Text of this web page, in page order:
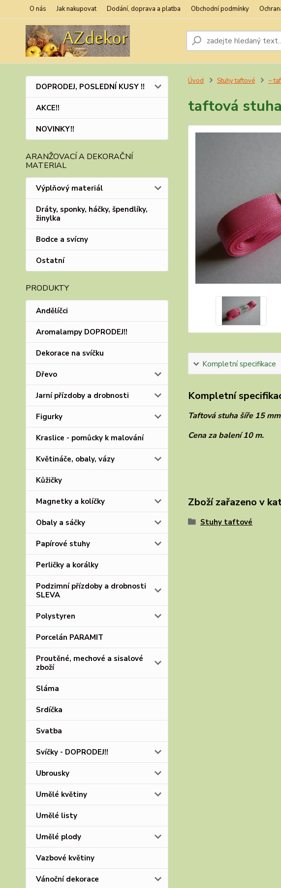
O nás Jak nakupovat Dodání, doprava a platba Obchodní podmínky
DOPRODEJ, POSLEDNÍ KUSY !!
AKCE!!
NOVINKY!!
ARANŽOVACÍ A DEKORAČNÍ
MATERIAL
Výplňový materiál
Dráty, sponky, háčky, špendlíky,
žinylka
Bodce a svícny
Ostatní
PRODUKTY
Andělíčci
Aromalampy DOPRODEJ!!
Dekorace na svíčku
Dřevo
Jarní přízdoby a drobnosti
Figurky
Kraslice - pomůcky k malování
Květináče, obaly, vázy
Kůžičky
Magnetky a kolíčky
Obaly a sáčky
Papírové stuhy
Perličky a korálky
Podzimní přízdoby a drobnosti
SLEVA
Polystyren
Porcelán PARAMIT
Proutěné, mechové a sisalové
zboží
Sláma
Srdíčka
Svatba
Svíčky - DOPRODEJ!!
Ubrousky
Umělé květiny
Umělé listy
Umělé plody
Vazbové květiny
Vánoční dekorace
Úvod Stuhy taftové ~
taftová
Kompletní specifikace
Kompletní
Taftová stuha šíře 15
Cena za balení 10 m.
Zboží zařazeno v
Stuhy taftové